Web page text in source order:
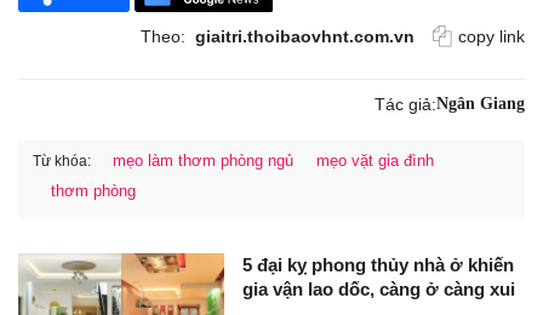
Theo: giaitri.thoibaovhnt.com.vn copy link
Tác giả:Ngân Giang
Từ khóa: mẹo làm thơm phòng ngủ
mẹo vặt gia đình
thơm phòng
5 đại kỵ phong thủy nhà ở khiến
gia vận lao dốc, càng ở càng xui